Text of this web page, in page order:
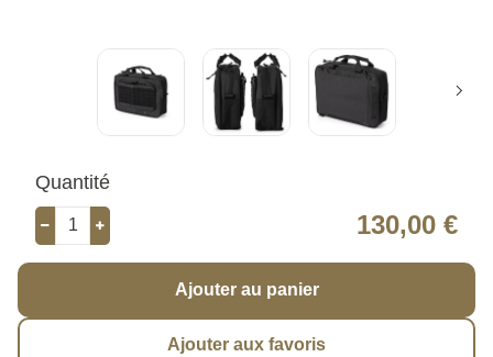
Quantité
130,00 €
Ajouter au panier
Ajouter aux favoris